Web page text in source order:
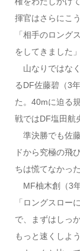
揮官はさらにこ
「相手のロング
をしてきました」
山なりではな
るDF佐藤碧（3
た。40mに迫る
戦ではDF塩田航
準決勝でも佐
ドから究極の飛
ちは慌てなかった
MF柚木創（3
「ロングスロー
で、まずはしっ
もっと速くしよ